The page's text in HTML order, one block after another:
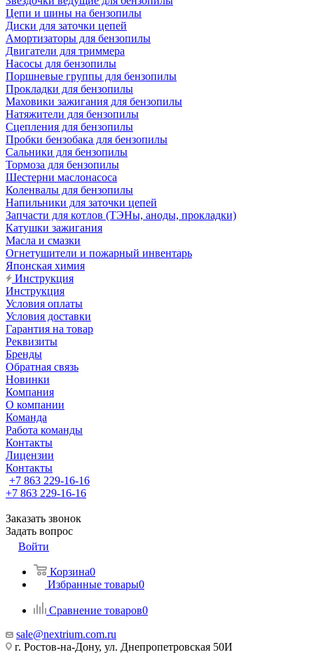
Цепи и шины на бензопилы
Диски для заточки цепей
Амортизаторы для бензопилы
Двигатели для триммера
Насосы для бензопилы
Поршневые группы для бензопилы
Прокладки для бензопилы
Маховики зажигания для бензопилы
Натяжители для бензопилы
Сцепления для бензопилы
Пробки бензобака для бензопилы
Сальники для бензопилы
Тормоза для бензопилы
Шестерни маслонасоса
Коленвалы для бензопилы
Напильники для заточки цепей
Запчасти для котлов (ТЭНы, аноды, прокладки)
Катушки зажигания
Масла и смазки
Огнетушители и пожарный инвентарь
Японская химия
Инструкция
Инструкция
Условия оплаты
Условия доставки
Гарантия на товар
Реквизиты
Бренды
Обратная связь
Новинки
Компания
О компании
Команда
Работа команды
Контакты
Лицензии
Контакты
+7 863 229-16-16
+7 863 229-16-16
Заказать звонок
Задать вопрос
Войти
Корзина0
Избранные товары0
Сравнение товаров0
sale@nextrium.com.ru
г. Ростов-на-Дону, ул. Днепропетровская 50И